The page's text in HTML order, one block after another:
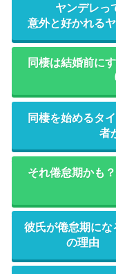
ヤンデレっ
意外と好かれる
同棲は結婚前に
同棲を始めるタ
者
それ倦怠期かも
彼氏が倦怠期にな
の理由